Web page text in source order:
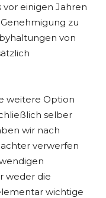
einigen Jahren
zu
von
weitere Option
selber
wir nach
verwerfen
weder die
wichtige